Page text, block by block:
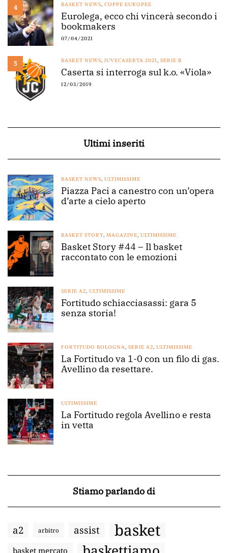
4 BASKET NEWS COPPE EUROPEE
Eurolega, ecco chi vincerà secondo i
bookmakers
07/04/2021
5 BASKET NEWS JUVECASERTA 2021 SERIE B
Caserta si interroga sul k.o. «Viola»
12/03/2019
Ultimi inseriti
BASKET NEWS ULTIMISSIME
Piazza Paci a canestro con un’opera
d’arte a cielo aperto
BASKET STORY MAGAZINE ULTIMISSIME
Basket Story #44 – Il basket
raccontato con le emozioni
SERIE A2 ULTIMISSIME
Fortitudo schiacciasassi: gara 5
senza storia!
FORTITUDO BOLOGNA SERIE A2 ULTIMISSIME
La Fortitudo va 1-0 con un filo di gas.
Avellino da resettare.
ULTIMISSIME
La Fortitudo regola Avellino e resta
in vetta
Stiamo parlando di
a2 arbitro assist basket
basket mercato